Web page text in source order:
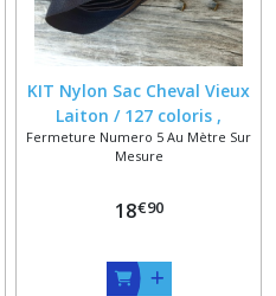
KIT Nylon Sac Cheval Vieux
Laiton / 127 coloris ,
Fermeture au Mètre Nylon
6 mm + Curseurs Massifs
Fermeture Numero 5 Au Mètre Sur
Mesure
18€90